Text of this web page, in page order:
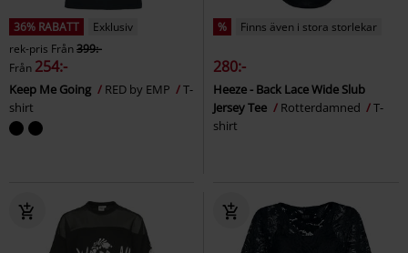
36% RABATT
Exklusiv
rek-pris Från399:-
Från 254:-
Keep Me Going RED by EMP
T-
shirt
% Finns även i stora storlekar
280:-
Heeze - Back Lace Wide Slub
Jersey Tee
Rotterdamned
T-
shirt